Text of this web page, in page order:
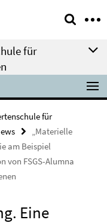
für
für
„Materielle
am Beispiel
von FSGS-Alumna
Eine